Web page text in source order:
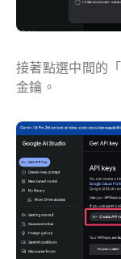
接著點選中間的「
金鑰。